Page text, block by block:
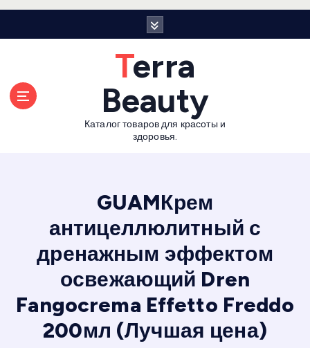
Terra
Beauty
Каталог товаров для красоты и
здоровья.
GUAMКрем
антицеллюлитный с
дренажным эффектом
освежающий Dren
Fangocrema Effetto Freddo
200мл (Лучшая цена)